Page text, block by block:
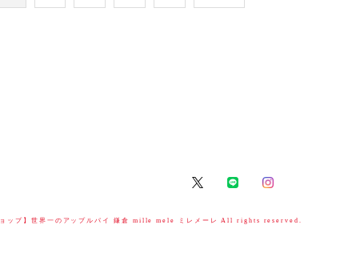
ップ】世界一のアップルパイ 鎌倉 mille mele ミレメーレ All rights reserved.